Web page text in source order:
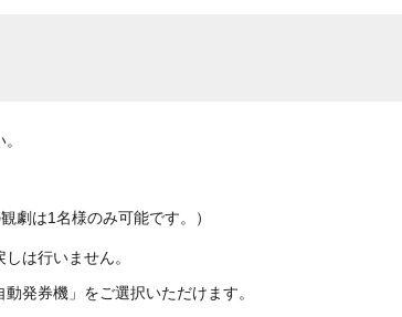
劇は1名様のみ可能です。）
発券機」をご選択いただけます。